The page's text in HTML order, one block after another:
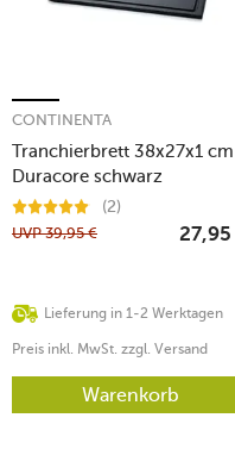
Tranchierbrett 38x27x1 cm
Duracore schwarz
CONTINENTA
(2)
Lieferung in 1-2 Werktagen
UVP39,95 € 27,95
Preis inkl. MwSt. zzgl. Versand
Warenkorb